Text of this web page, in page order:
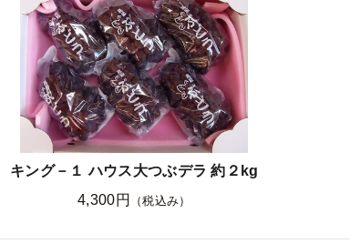
キング－１ ハウス大つぶデラ 約２kg
4,300円
（税込み）